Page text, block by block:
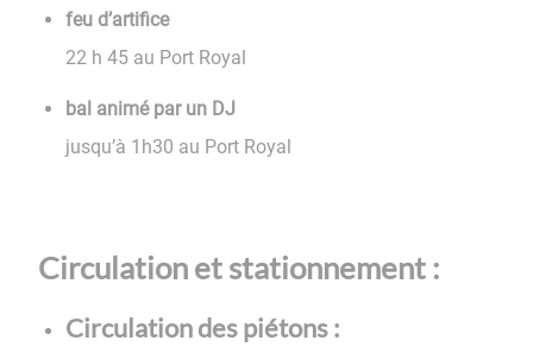
feu d’artifice
22 h 45 au Port Royal
bal animé par un DJ
jusqu’à 1h30 au Port Royal
Circulation et stationnement :
Circulation des piétons :